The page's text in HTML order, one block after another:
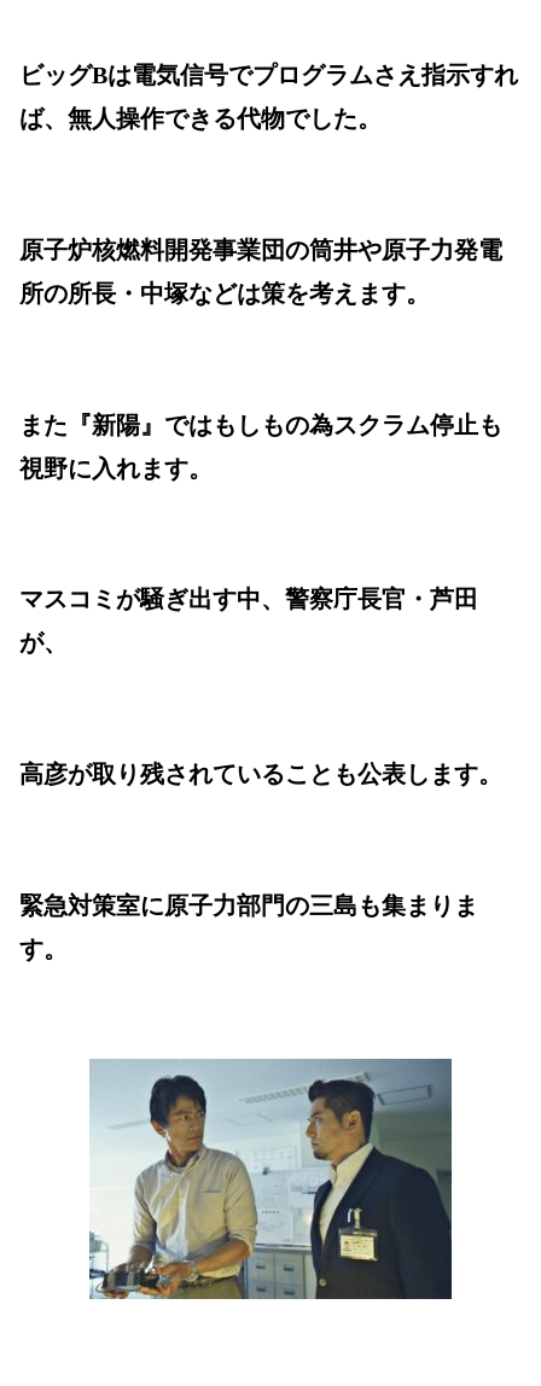
ビッグBは電気信号でプログラムさえ指示すれ
ば、無人操作できる代物でした。
原子炉核燃料開発事業団の筒井や原子力発電
所の所長・中塚などは策を考えます。
また『新陽』ではもしもの為スクラム停止も
視野に入れます。
マスコミが騒ぎ出す中、警察庁長官・芦田
が、
高彦が取り残されていることも公表します。
緊急対策室に原子力部門の三島も集まりま
す。